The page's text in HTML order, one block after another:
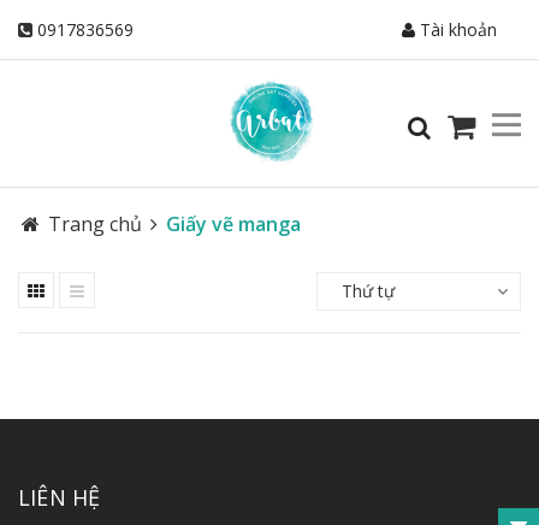
0917836569 Tài khoản
Trang chủ Giấy vẽ manga
Thứ tự
LIÊN HỆ